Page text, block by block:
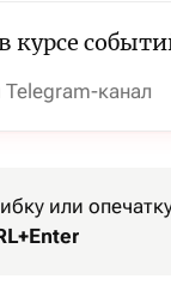
курсе
канал
или